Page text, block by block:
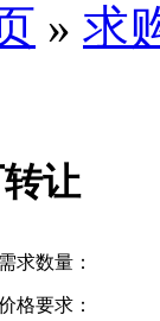
» 求
让
需求数量：
格要求：